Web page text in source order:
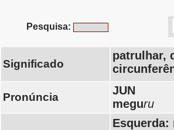
Pesquisa:
Significado
patrulhar,
Pronúncia
JUN
meguru
Esquerda: